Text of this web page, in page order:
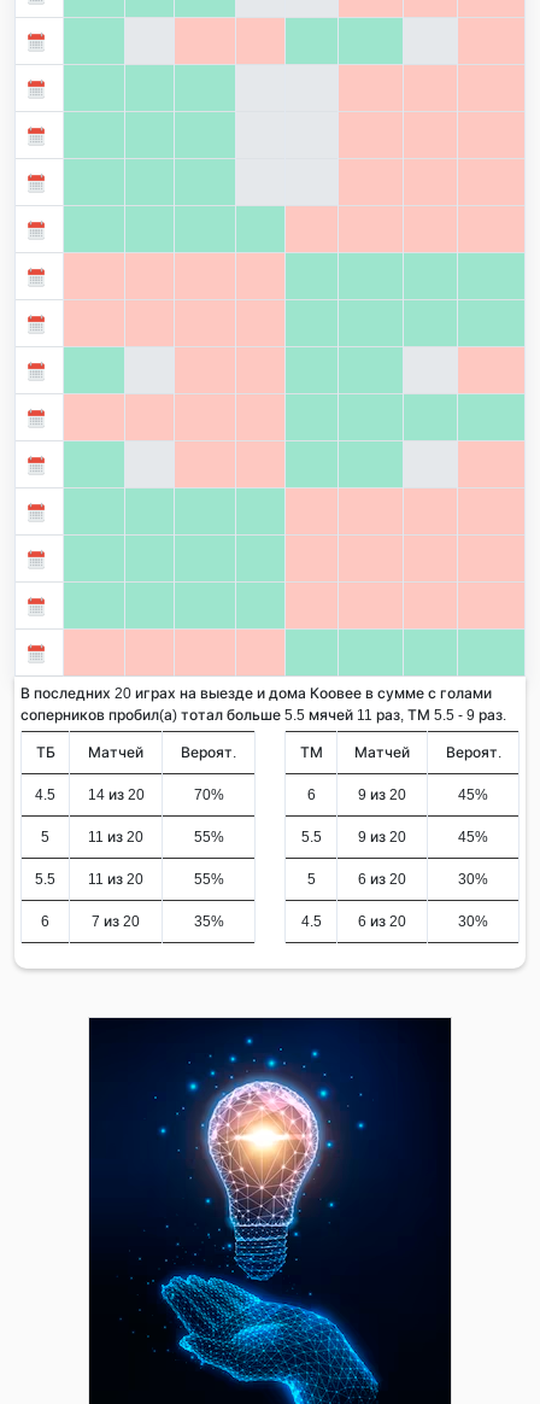
В последних 20 играх на выезде и дома Коовее в сумме с голами
соперников пробил(а) тотал больше 5.5 мячей 11 раз, ТМ 5.5 - 9 раз.
ТБ Матчей Вероят.
4.5 14 из 20 70%
5 11 из 20 55%
5.5 11 из 20 55%
6 7 из 20 35%
ТМ Матчей Вероят.
6 9 из 20 45%
5.5 9 из 20 45%
5 6 из 20 30%
4.5 6 из 20 30%